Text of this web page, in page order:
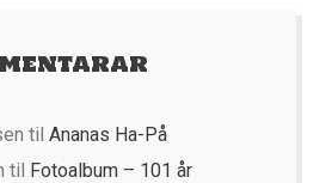
til Ananas Ha-På
til Fotoalbum – 101 år